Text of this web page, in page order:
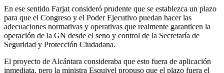
En ese sentido Farjat consideró prudente que se establezca un plazo
para que el Congreso y el Poder Ejecutivo puedan hacer las
adecuaciones normativas y operativas que realmente garanticen la
operación de la GN desde el seno y control de la Secretaría de
Seguridad y Protección Ciudadana.
El proyecto de Alcántara consideraba que esto fuera de aplicación
inmediata, pero la ministra Esquivel propuso que el plazo fuera el